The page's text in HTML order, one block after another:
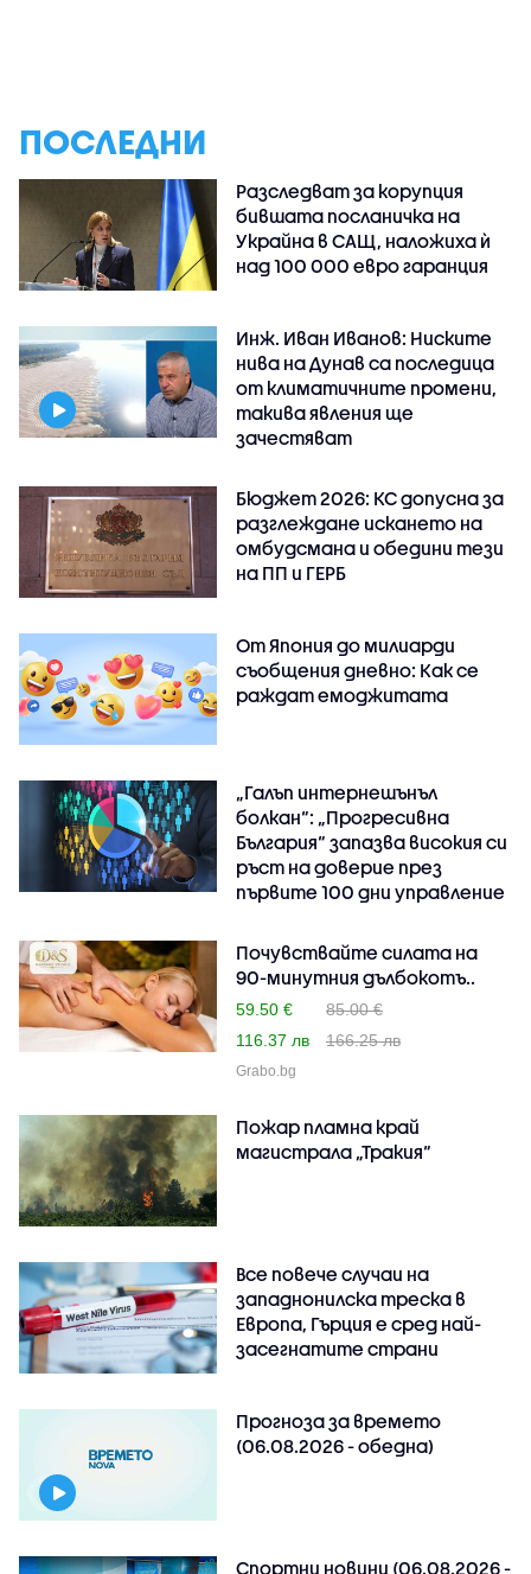
ПОСЛЕДНИ
Разследват за корупция
бившата посланичка на
Украйна в САЩ, наложиха ѝ
над 100 000 евро гаранция
Инж. Иван Иванов: Ниските
нива на Дунав са последица
от климатичните промени,
такива явления ще
зачестяват
Бюджет 2026: КС допусна за
разглеждане искането на
омбудсмана и обедини тези
на ПП и ГЕРБ
От Япония до милиарди
съобщения дневно: Как се
раждат емоджитата
„Галъп интернешънъл
болкан“: „Прогресивна
България“ запазва високия си
ръст на доверие през
първите 100 дни управление
Почувствайте силата на
90-минутния дълбокотъ..
59.50 €
85.00 €
116.37 лв
166.25 лв
Grabo.bg
Пожар пламна край
магистрала „Тракия“
Все повече случаи на
западнонилска треска в
Европа, Гърция е сред най-
засегнатите страни
Прогноза за времето
(06.08.2026 - обедна)
Спортни новини (06.08.2026 -